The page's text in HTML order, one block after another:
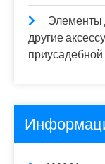
Элементы
другие
приусадебной